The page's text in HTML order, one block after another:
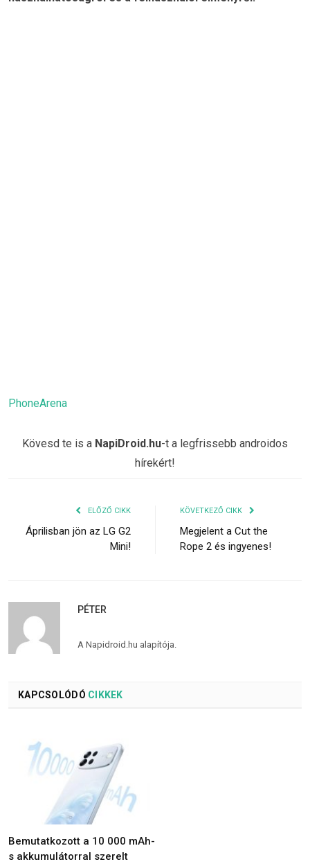
PhoneArena
Kövesd te is a NapiDroid.hu-t a legfrissebb androidos
hírekért!
ELŐZŐ CIKK
Áprilisban jön az LG G2
Mini!
KÖVETKEZŐ CIKK
Megjelent a Cut the
Rope 2 és ingyenes!
PÉTER
A Napidroid.hu alapítója.
KAPCSOLÓDÓ CIKKEK
Bemutatkozott a 10 000 mAh-
s akkumulátorral szerelt